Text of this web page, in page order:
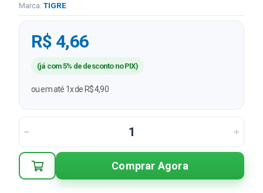
Marca: TIGRE
R$ 4,66
(já com 5% de desconto no PIX)
ou em até 1x de R$ 4,90
Comprar Agora